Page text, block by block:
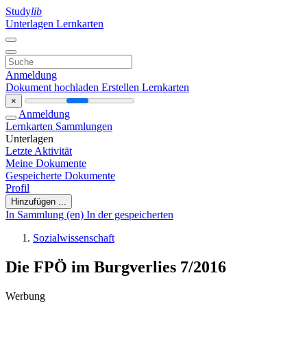
Studylib
Unterlagen Lernkarten
Anmeldung
Dokument hochladen Erstellen Lernkarten
×
Anmeldung
Lernkarten Sammlungen
Unterlagen
Letzte Aktivität
Meine Dokumente
Gespeicherte Dokumente
Profil
Hinzufügen ...
In Sammlung (en) In der gespeicherten
Sozialwissenschaft
Die FPÖ im Burgverlies 7/2016
Werbung